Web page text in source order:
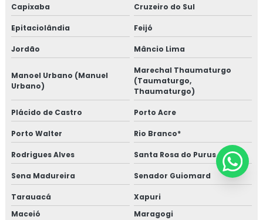
Capixaba Cruzeiro do Sul
Epitaciolândia Feijó
Jordão Mâncio Lima
Manoel Urbano (Manuel
Urbano)
Marechal Thaumaturgo
(Taumaturgo,
Thaumaturgo)
Plácido de Castro Porto Acre
Porto Walter Rio Branco*
Rodrigues Alves Santa Rosa do Purus
Sena Madureira Senador Guiomard
Tarauacá
Xapuri
Maceió
Maragogi